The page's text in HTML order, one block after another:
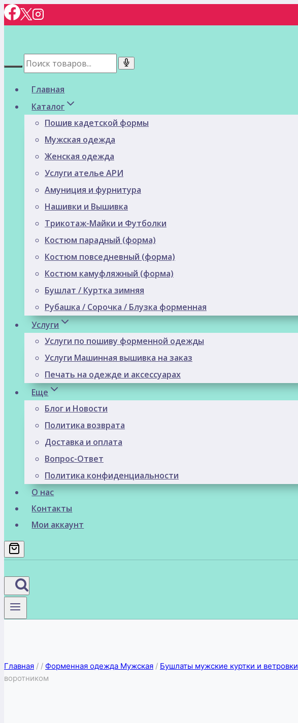
Перейти
к
Главная
Каталог
Пошив кадетской формы
Мужская одежда
Женская одежда
Услуги ателье АРИ
Амуниция и фурнитура
Нашивки и Вышивка
Трикотаж-Майки и Футболки
Костюм парадный (форма)
Костюм повседневный (форма)
Костюм камуфляжный (форма)
Бушлат / Куртка зимняя
Рубашка / Сорочка / Блузка форменная
Услуги
Услуги по пошиву форменной одежды
Услуги Машинная вышивка на заказ
Печать на одежде и аксессуарах
Еще
Блог и Новости
Политика возврата
Доставка и оплата
Вопрос-Ответ
Политика конфиденциальности
О нас
Контакты
Мои аккаунт
Главная / / Форменная одежда Мужская / Бушлаты мужские куртки и ветровки
воротником